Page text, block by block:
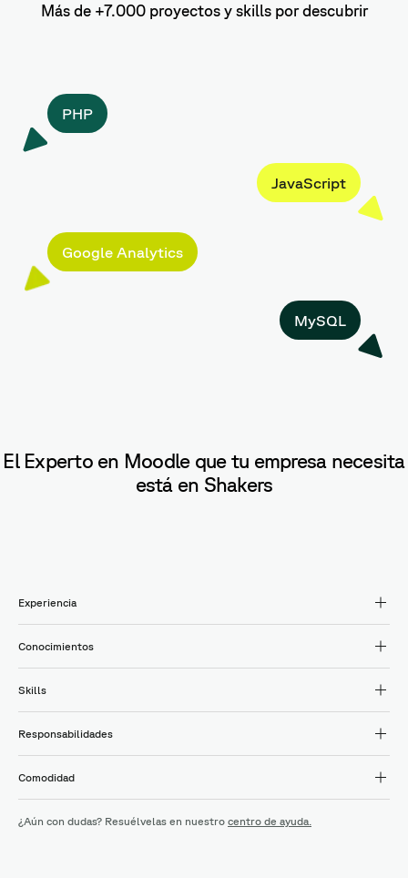
Más de +7.000 proyectos y skills por descubrir
PHP
JavaScript
Google Analytics
MySQL
El Experto en Moodle que tu empresa necesita
está en Shakers
Experiencia
Conocimientos
Skills
Responsabilidades
Comodidad
¿Aún con dudas? Resuélvelas en nuestro centro de ayuda.